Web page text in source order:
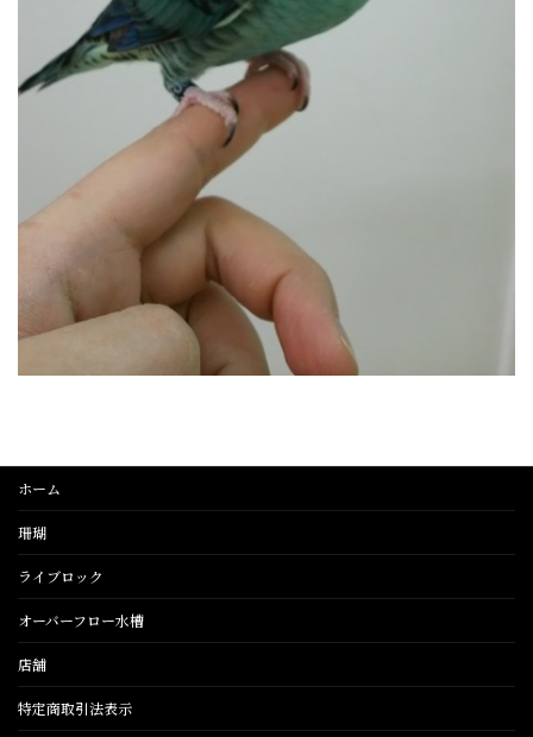
ホーム
珊瑚
ライブロック
オーバーフロー水槽
店舗
特定商取引法表示